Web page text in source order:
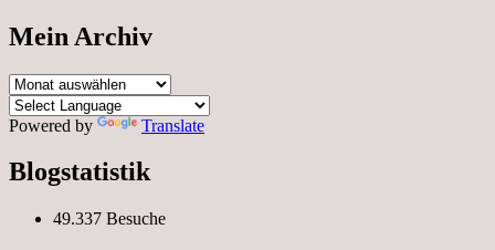
Mein Archiv
Mein
Archiv
Powered by
Translate
Blogstatistik
49.337 Besuche